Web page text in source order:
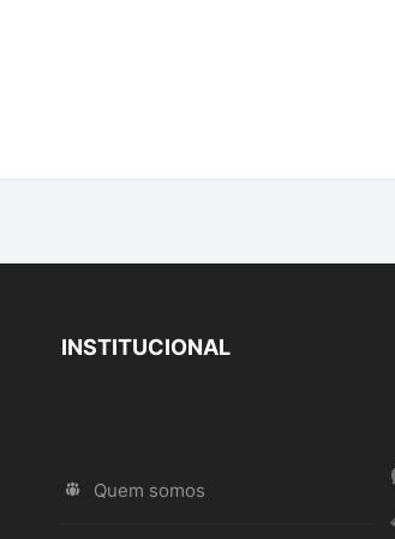
INSTITUCIONAL
Quem somos